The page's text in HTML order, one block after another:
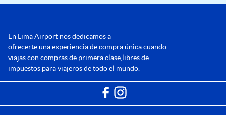
En Lima Airport nos dedicamos a
ofrecerte una experiencia de compra única cuando
viajas con compras de primera clase,libres de
impuestos para viajeros de todo el mundo.